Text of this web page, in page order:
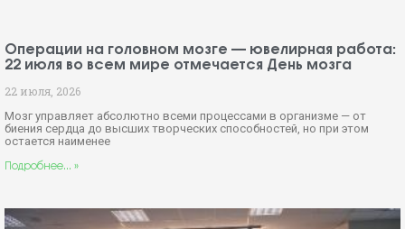
Операции на головном мозге — ювелирная работа:
22 июля во всем мире отмечается День мозга
22 июля, 2026
Мозг управляет абсолютно всеми процессами в организме — от
биения сердца до высших творческих способностей, но при этом
остается наименее
Подробнее... »